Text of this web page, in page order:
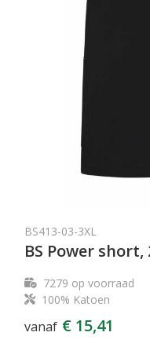
BS413-03-3XL
BS Power short,
7279 op voorraad
100% Katoen
vanaf € 15,41